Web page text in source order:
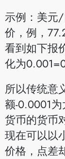
示例：美元
价，例，
看到如下报
化为
所以传统意
额-0.0001
货币的货币
现在可以以
价格，点差